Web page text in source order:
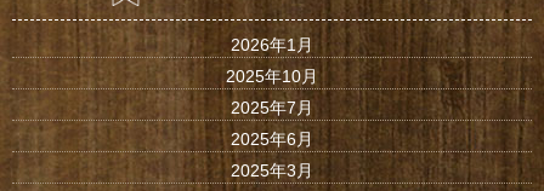
2026年1月
2025年10月
2025年7月
2025年6月
2025年3月